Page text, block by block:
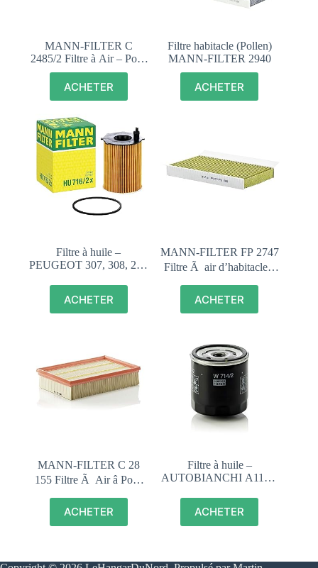
MANN-FILTER C
2485/2 Filtre à Air – Pour
véhicule particulier
ACHETER
Filtre habitacle (Pollen)
MANN-FILTER 2940
ACHETER
Filtre à huile –
PEUGEOT 307, 308, 208
ACHETER
MANN-FILTER FP 2747
Filtre Ã air d’habitacle â
FreciousPlus filtre Ã
pollen bio-fonctionnel
ACHETER
MANN-FILTER C 28
155 Filtre Ã Air â Pour
vÃ©hicule particulier
ACHETER
Filtre à huile –
AUTOBIANCHI A112 –
ACHETER